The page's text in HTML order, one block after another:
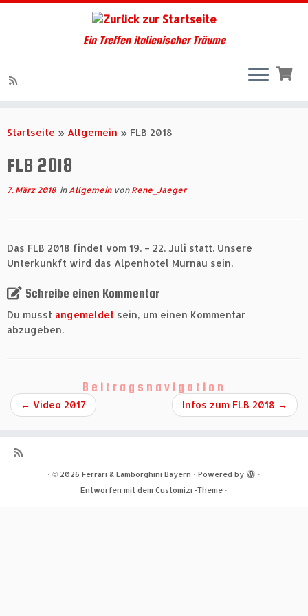
Inhalt
Ein Treffen italienischer Träume
Startseite » Allgemein » FLB 2018
FLB 2018
7. März 2018in Allgemein von Rene_Jaeger
Das FLB 2018 findet vom 19. – 22. Juli statt. Unsere
Unterkunkft wird das Alpenhotel Murnau sein.
Schreibe einen Kommentar
Du musst angemeldet sein, um einen Kommentar
abzugeben.
Beitragsnavigation
← Video 2017 Infos zum FLB 2018 →
· © 2026 Ferrari & Lamborghini Bayern · Powered by
·
Entworfen mit dem Customizr-Theme ·